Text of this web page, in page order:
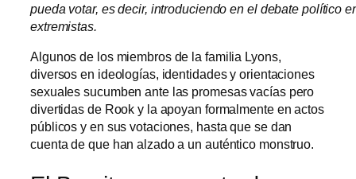
pueda votar, es decir, introduciendo en el debate político
extremistas.
Algunos de los miembros de la familia Lyons,
diversos en ideologías, identidades y orientaciones
sexuales sucumben ante las promesas vacías pero
divertidas de Rook y la apoyan formalmente en actos
públicos y en sus votaciones, hasta que se dan
cuenta de que han alzado a un auténtico monstruo.